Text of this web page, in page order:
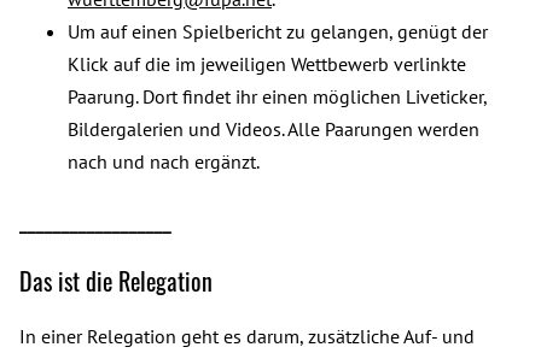
Um auf einen Spielbericht zu gelangen, genügt der
Klick auf die im jeweiligen Wettbewerb verlinkte
Paarung. Dort findet ihr einen möglichen Liveticker,
Bildergalerien und Videos. Alle Paarungen werden
nach und nach ergänzt.
Das ist die Relegation
In einer Relegation geht es darum, zusätzliche Auf- und